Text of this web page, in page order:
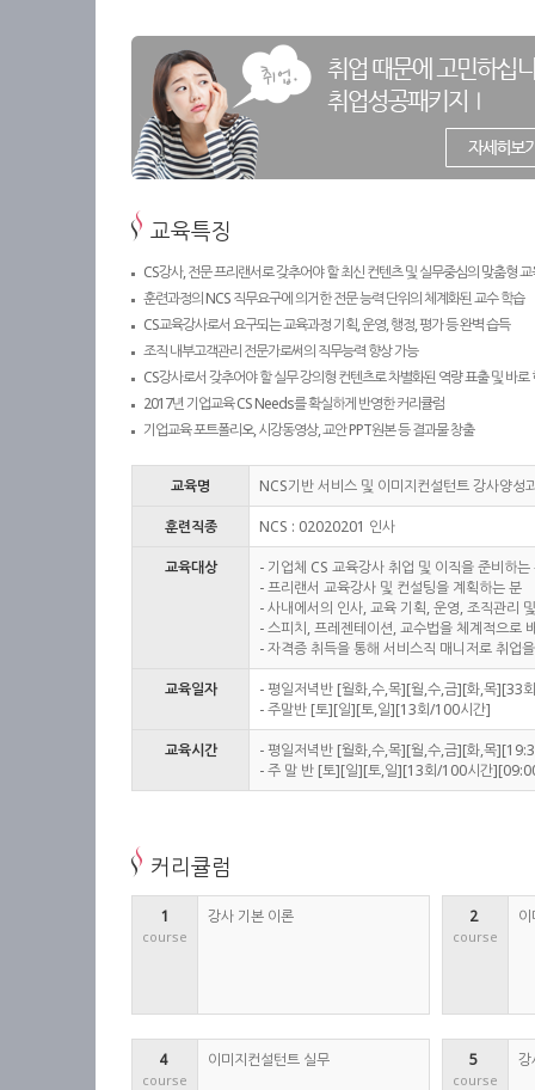
교육특징
CS강사, 전문 프리랜서로 갖추어야 할 최신 컨텐츠 및 실무중심의 맞춤형
훈련과정의 NCS 직무요구에 의거한 전문 능력 단위의 체계화된 교수 학습
CS교육강사로서 요구되는 교육과정 기획, 운영, 행정, 평가 등 완벽 습득
조직 내부고객관리 전문가로써의 직무능력 향상 가능
CS강사로서 갖추어야 할 실무 강의형 컨텐츠로 차별화된 역량 표출 및 바로
2017년 기업교육 CS Needs를 확실하게 반영한 커리큘럼
기업교육 포트폴리오, 시강동영상, 교안 PPT원본 등 결과물 창출
교육명
NCS기반 서비스 및 이미지컨설턴트 강사양성
훈련직종
NCS : 02020201 인사
교육대상
- 기업체 CS 교육강사 취업 및 이직을 준비하는
- 프리랜서 교육강사 및 컨설팅을 계획하는 분
- 사내에서의 인사, 교육 기획, 운영, 조직관리
- 스피치, 프레젠테이션, 교수법을 체계적으로
- 자격증 취득을 통해 서비스직 매니저로 취업
교육일자
- 평일저녁반 [월화,수,목][월,수,금][화,목][33
- 주말반 [토][일][토,일][13회/100시간]
교육시간
- 평일저녁반 [월화,수,목][월,수,금][화,목
- 주 말 반 [토][일][토,일][13회/100시간
커리큘럼
1
course
강사 기본 이론 2
course
4
course
이미지컨설턴트 실무 5
course
강